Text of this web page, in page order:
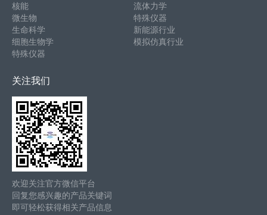
核能
微生物
生命科学
细胞生物学
特殊仪器
流体力学
特殊仪器
新能源行业
模拟仿真行业
关注我们
欢迎关注官方微信平台
回复您感兴趣的产品关键词
即可轻松获得相关产品信息